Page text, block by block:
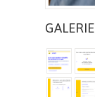
GALERIE